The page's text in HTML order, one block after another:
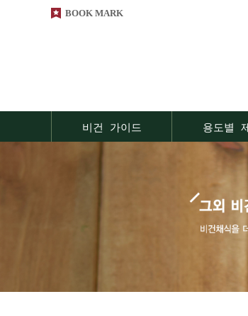
BOOK MARK
비건 가이드 용도별